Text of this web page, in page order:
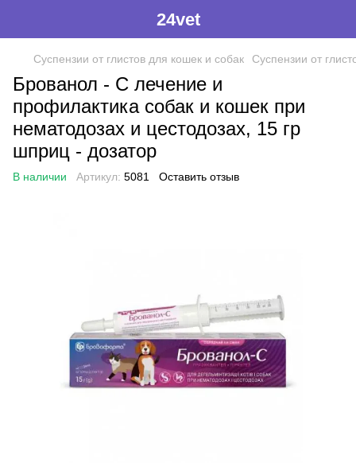
24vet
Суспензии от глистов для кошек и собак Суспензии от
Брованол - С лечение и
профилактика собак и кошек при
нематодозах и цестодозах, 15 гр
шприц - дозатор
В наличии Артикул: 5081 Оставить отзыв